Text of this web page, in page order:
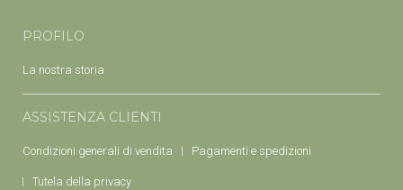
PROFILO
La nostra storia
ASSISTENZA CLIENTI
Condizioni generali di vendita Pagamenti e spedizioni
Tutela della privacy